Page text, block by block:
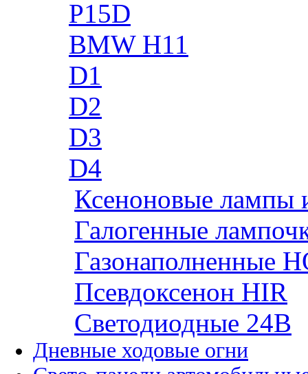
P15D
BMW H11
D1
D2
D3
D4
Ксеноновые лампы
Галогенные
Газонаполненные
Псевдоксенон HIR
Cветодиодные 24B
Дневные ходовые огни